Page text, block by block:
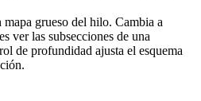
grueso del hilo. Cambia a
ver las subsecciones de una
de profundidad ajusta el esquema